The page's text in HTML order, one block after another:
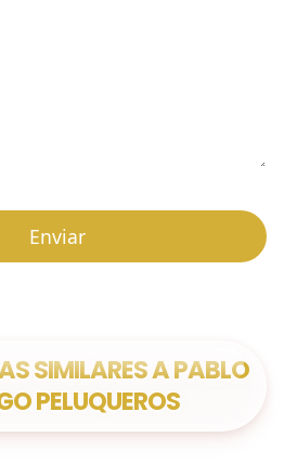
SIMILARES A PABLO
PELUQUEROS